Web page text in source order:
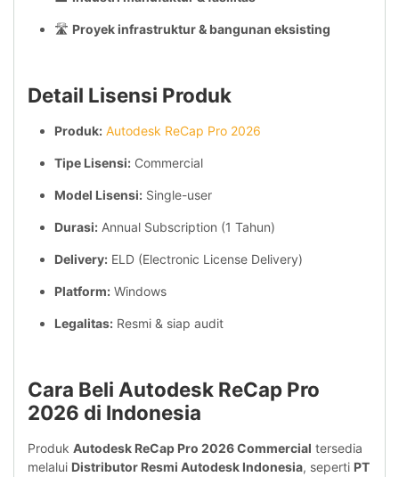
🛣️ Proyek infrastruktur & bangunan eksisting
Detail Lisensi Produk
Produk: Autodesk ReCap Pro 2026
Tipe Lisensi: Commercial
Model Lisensi: Single-user
Durasi: Annual Subscription (1 Tahun)
Delivery: ELD (Electronic License Delivery)
Platform: Windows
Legalitas: Resmi & siap audit
Cara Beli Autodesk ReCap Pro
2026 di Indonesia
Produk Autodesk ReCap Pro 2026 Commercial tersedia
melalui Distributor Resmi Autodesk Indonesia, seperti PT